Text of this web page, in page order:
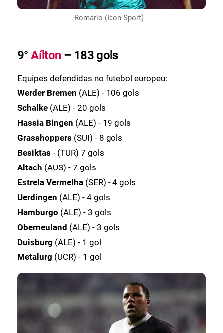
Romário (Icon Sport)
9°Aílton– 183 gols
Equipes defendidas no futebol europeu:
Werder Bremen (ALE) - 106 gols
Schalke (ALE) - 20 gols
Hassia Bingen (ALE) - 19 gols
Grasshoppers (SUI) - 8 gols
Besiktas - (TUR) 7 gols
Altach (AUS) - 7 gols
Estrela Vermelha (SER) - 4 gols
Uerdingen (ALE) - 4 gols
Hamburgo (ALE) - 3 gols
Oberneuland (ALE) - 3 gols
Duisburg (ALE) - 1 gol
Metalurg (UCR) - 1 gol